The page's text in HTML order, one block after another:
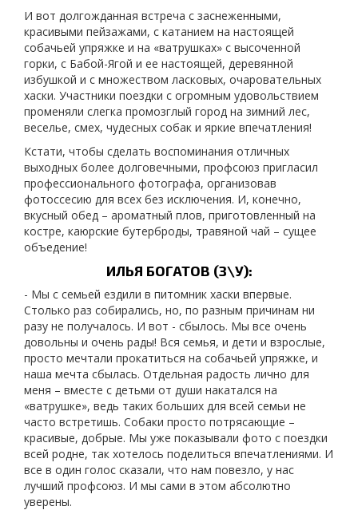
И вот долгожданная встреча с заснеженными,
красивыми пейзажами, с катанием на настоящей
собачьей упряжке и на «ватрушках» с высоченной
горки, с Бабой-Ягой и ее настоящей, деревянной
избушкой и с множеством ласковых, очаровательных
хаски. Участники поездки с огромным удовольствием
променяли слегка промозглый город на зимний лес,
веселье, смех, чудесных собак и яркие впечатления!
Кстати, чтобы сделать воспоминания отличных
выходных более долговечными, профсоюз пригласил
профессионального фотографа, организовав
фотоссесию для всех без исключения. И, конечно,
вкусный обед – ароматный плов, приготовленный на
костре, каюрские бутерброды, травяной чай – сущее
объедение!
ИЛЬЯ БОГАТОВ (З\У):
- Мы с семьей ездили в питомник хаски впервые.
Столько раз собирались, но, по разным причинам ни
разу не получалось. И вот - сбылось. Мы все очень
довольны и очень рады! Вся семья, и дети и взрослые,
просто мечтали прокатиться на собачьей упряжке, и
наша мечта сбылась. Отдельная радость лично для
меня – вместе с детьми от души накатался на
«ватрушке», ведь таких больших для всей семьи не
часто встретишь. Собаки просто потрясающие –
красивые, добрые. Мы уже показывали фото с поездки
всей родне, так хотелось поделиться впечатлениями. И
все в один голос сказали, что нам повезло, у нас
лучший профсоюз. И мы сами в этом абсолютно
уверены.